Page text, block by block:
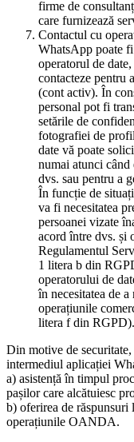
firme de
care furnizează
Contactul cu
WhatsApp poate
operatorul de
contacteze pentru
(cont activ). În
personal pot fi
setările de
fotografiei de
date vă poate
numai atunci când
dvs. sau pentru a
În funcție de
va fi necesitatea
persoanei vizate
acord între dvs. și
Regulamentul
1 litera b din
operatorului de
în necesitatea de
operațiunile
litera f din RGPD).
Din motive de
intermediul aplicației
a) asistență în timpul
pașilor care alcătuiesc
b) oferirea de
operațiunile OANDA.